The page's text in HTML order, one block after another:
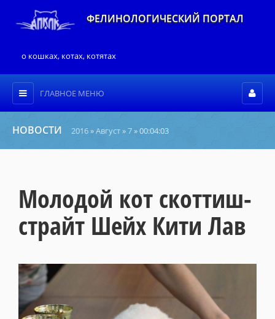
ФЕЛИНОЛОГИЧЕСКИЙ ПОРТАЛ
о кошках, котах, котятах
ГЛАВНОЕ МЕНЮ
НОВОСТИ 2016»Август»7» 00:04:03
Молодой кот скоттиш-
страйт Шейх Кити Лав